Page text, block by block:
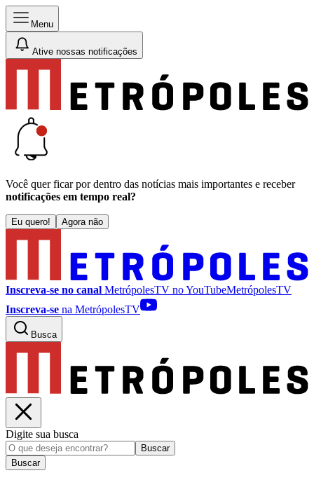
Menu
Ative nossas notificações
Você quer ficar por dentro das notícias mais importantes e receber
notificações em tempo real?
Eu quero! Agora não
Inscreva-se no canal MetrópolesTV noYouTubeMetrópolesTV
Inscreva-se na MetrópolesTV
Busca
Digite sua busca
Buscar
Buscar